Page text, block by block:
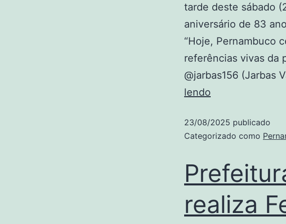
tarde deste sábado
aniversário de 83
“Hoje, Pernambuco
referências vivas da
@jarbas156 (Jarbas
lendo
homenagem
aos
anos
do
ex-
23/08/2025 publicado
Categorizado como
realiza